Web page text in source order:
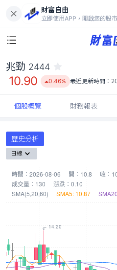
財富自由
立即使用APP，開啟您的股
10.90
兆勁 2444
10.90 0.46% 最近更新時間：
個股概覽 財務報表
歷史分析
日線